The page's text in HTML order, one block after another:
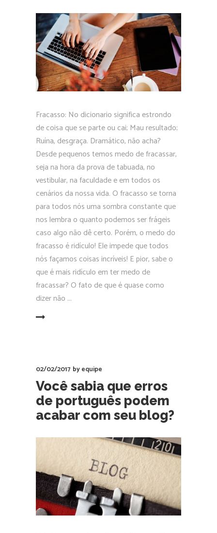
Fracasso: No dicionario significa estrondo
de coisa que se parte ou cai; Mau resultado;
Ruína, desgraça. Dramático, não acha?
Desde pequenos temos medo de fracassar,
seja na hora da prova de tabuada, no
vestibular, na faculdade e em todos os
cenários da nossa vida. O fracasso se torna
para todos nós uma sombra constante que
nos lembra o quanto podemos ser frágeis
caso algo não dê certo. Porém, o medo do
fracasso é ridículo! Ele impede que todos
nós façamos coisas incríveis! E pior, sabe o
que é mais ridículo em ter medo de
fracassar? O fato de que é quase como
dizer não
02/02/2017 byequipe
Você sabia que erros
de português podem
acabar com seu blog?